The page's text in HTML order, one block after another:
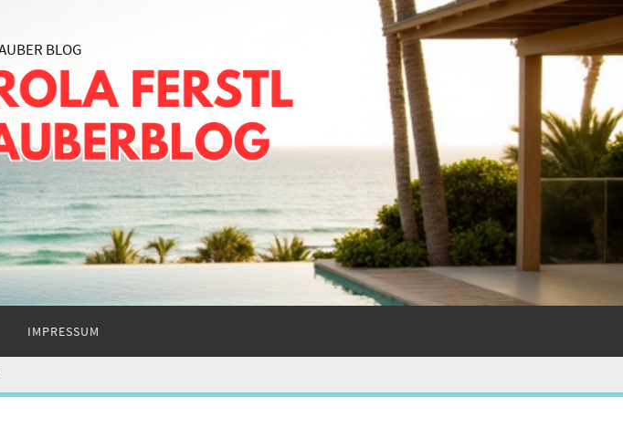
IMPRESSUM